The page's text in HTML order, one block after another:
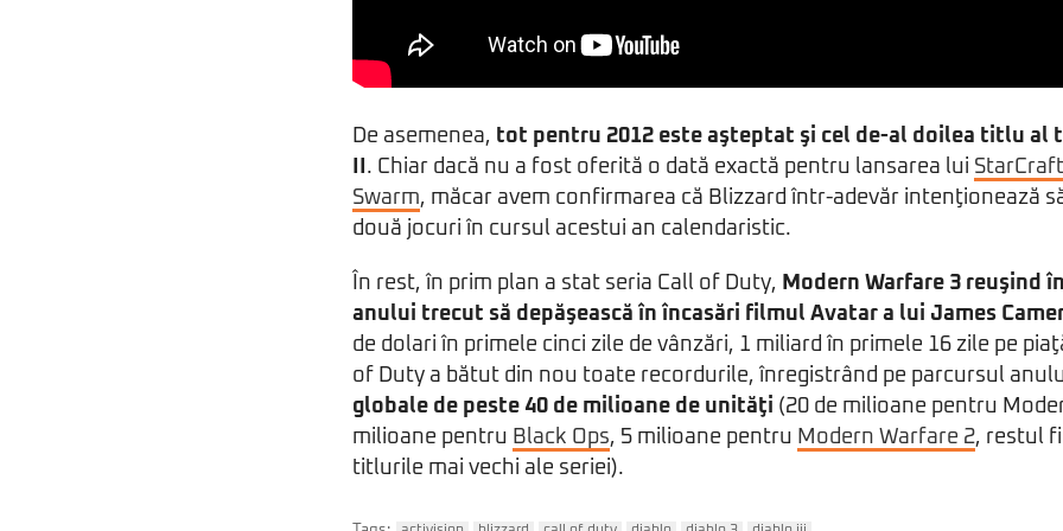
De asemenea, tot pentru 2012 este aşteptat şi cel de-al doilea titlu al
. Chiar dacă nu a fost oferită o dată exactă pentru lansarea lui
Swarm, măcar avem confirmarea că Blizzard într-adevăr intenţionează
două jocuri în cursul acestui an calendaristic.
În rest, în prim plan a stat seria Call of Duty, Modern Warfare 3 reuşind
anului trecut să depăşească în încasări filmul Avatar a lui James
de dolari în primele cinci zile de vânzări, 1 miliard în primele 16 zile pe
of Duty a bătut din nou toate recordurile, înregistrând pe parcursul
globale de peste 40 de milioane de unităţi (20 de milioane pentru
milioane pentru Black Ops, 5 milioane pentru Modern Warfare 2, restul
titlurile mai vechi ale seriei).